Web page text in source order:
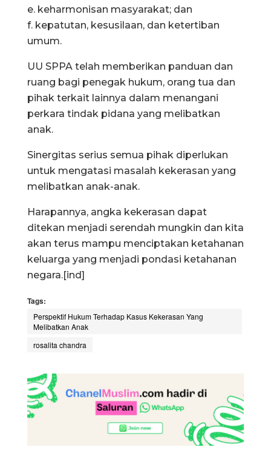
e. keharmonisan masyarakat; dan
f. kepatutan, kesusilaan, dan ketertiban
umum.
UU SPPA telah memberikan panduan dan
ruang bagi penegak hukum, orang tua dan
pihak terkait lainnya dalam menangani
perkara tindak pidana yang melibatkan
anak.
Sinergitas serius semua pihak diperlukan
untuk mengatasi masalah kekerasan yang
melibatkan anak-anak.
Harapannya, angka kekerasan dapat
ditekan menjadi serendah mungkin dan kita
akan terus mampu menciptakan ketahanan
keluarga yang menjadi pondasi ketahanan
negara.[ind]
Tags:
Perspektif Hukum Terhadap Kasus Kekerasan Yang
Melibatkan Anak
rosalita chandra